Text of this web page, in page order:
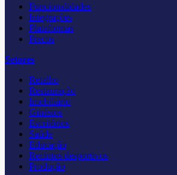
Funcionalidades
Integrações
Plataformas
Precos
Setores
Retalho
Restauração
Imobiliário
Ginásios
Escritórios
Saúde
Educação
Recintos desportivos
Produção